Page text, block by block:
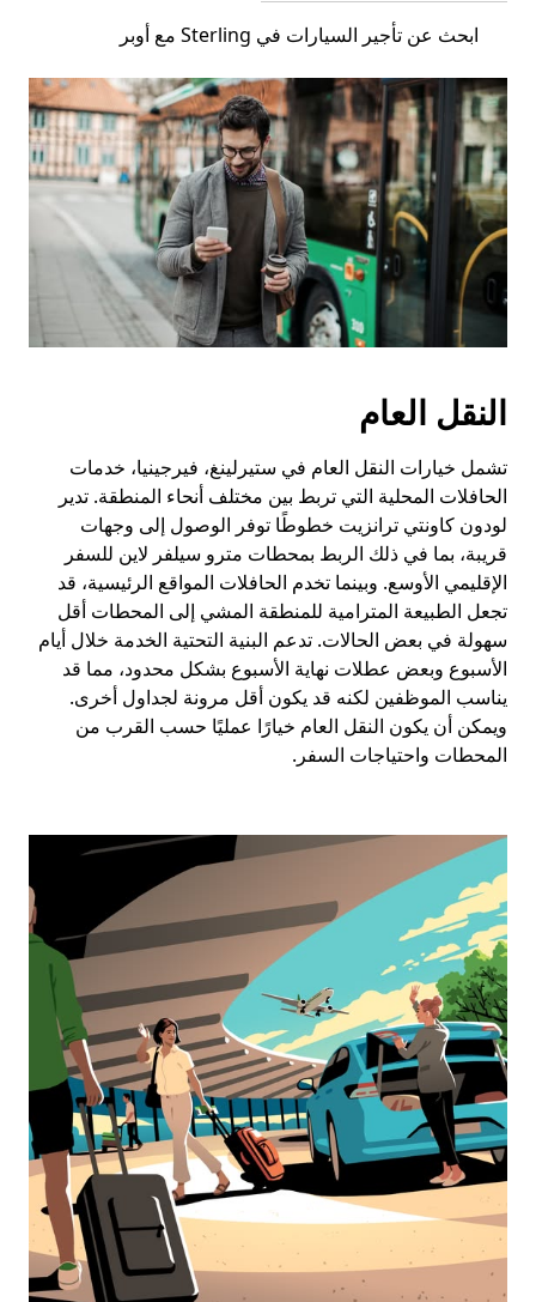
ابحث عن تأجير السيارات في Sterling مع أوبر
النقل العام
تشمل خيارات النقل العام في ستيرلينغ، فيرجينيا، خدمات
الحافلات المحلية التي تربط بين مختلف أنحاء المنطقة. تدير
لودون كاونتي ترانزيت خطوطًا توفر الوصول إلى وجهات
قريبة، بما في ذلك الربط بمحطات مترو سيلفر لاين للسفر
الإقليمي الأوسع. وبينما تخدم الحافلات المواقع الرئيسية، قد
تجعل الطبيعة المترامية للمنطقة المشي إلى المحطات أقل
سهولة في بعض الحالات. تدعم البنية التحتية الخدمة خلال أيام
الأسبوع وبعض عطلات نهاية الأسبوع بشكل محدود، مما قد
يناسب الموظفين لكنه قد يكون أقل مرونة لجداول أخرى.
ويمكن أن يكون النقل العام خيارًا عمليًا حسب القرب من
المحطات واحتياجات السفر.